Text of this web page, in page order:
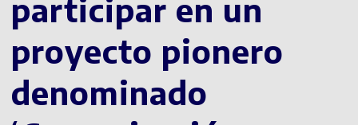
participar en un
proyecto pionero
denominado